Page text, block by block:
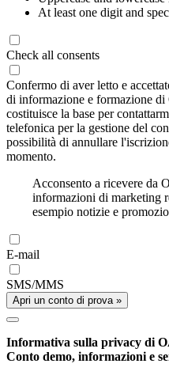
At least one digit and
Check all consents
Confermo di aver letto e
di informazione e formazione
costituisce la base per
telefonica per la gestione del
possibilità di annullare
momento.
Acconsento a ricevere
informazioni di marketing
esempio notizie e
E-mail
SMS/MMS
Apri un conto di prova »
Informativa sulla privacy di
Conto demo, informazioni e